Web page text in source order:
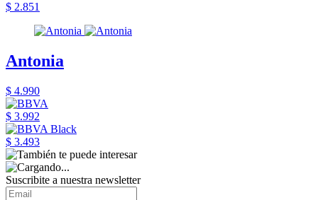
$ 2.851
Antonia
$ 4.990
$ 3.992
$ 3.493
Suscribite a nuestra newsletter